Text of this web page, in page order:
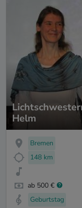
Helm
Bremen
148 km
ab 500 €
Geburtstag